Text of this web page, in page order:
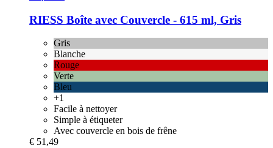
RIESS Boîte avec Couvercle -​ 615 ml, Gris
Gris
Blanche
Rouge
Verte
Bleu
+1
Facile à nettoyer
Simple à étiqueter
Avec couvercle en bois de frêne
€ 51,49